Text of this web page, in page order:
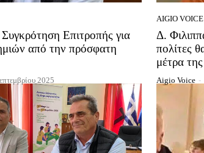
Επιτροπής για
από την πρόσφατη
2025
AIGIO
Δ.
πολίτες
μέτρα
Aigio Voice -